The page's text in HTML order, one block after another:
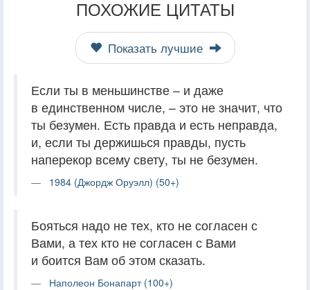
ПОХОЖИЕ ЦИТАТЫ
Показать лучшие
Если ты в меньшинстве – и даже
в единственном числе, – это не значит, что
ты безумен. Есть правда и есть неправда,
и, если ты держишься правды, пусть
наперекор всему свету, ты не безумен.
1984 (Джордж Оруэлл) (50+)
Бояться надо не тех, кто не согласен с
Вами, а тех кто не согласен с Вами
и боится Вам об этом сказать.
Наполеон Бонапарт (100+)